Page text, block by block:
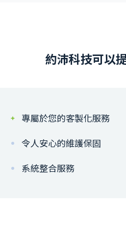
約沛科技可以
專屬於您的客製化服務
令人安心的維護保固
系統整合服務